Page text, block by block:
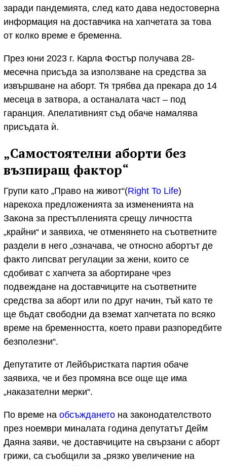
заради пандемията, след като дава недостоверна
информация на доставчика на хапчетата за това
от колко време е бременна.
През юни 2023 г. Карла Фостър получава 28-
месечна присъда за използване на средства за
извършване на аборт. Тя трябва да прекара до 14
месеца в затвора, а останалата част – под
гаранция. Апелативният съд обаче намалява
присъдата ѝ.
„Самостоятелни аборти без
възпиращ фактор“
Групи като „Право на живот“(Right To Life)
нарекоха предложенията за измененията на
Закона за престъпленията срещу личността
„крайни“ и заявиха, че отменянето на съответните
раздели в него „означава, че относно абортът де
факто липсват регулации за жени, които се
сдобиват с хапчета за абортиране чрез
подвеждане на доставчиците на съответните
средства за аборт или по друг начин, тъй като те
ще бъдат свободни да вземат хапчетата по всяко
време на бременността, което прави разпоредбите
безполезни“.
Депутатите от Лейбъристката партия обаче
заявиха, че и без промяна все още ще има
„наказателни мерки“.
По време на обсъждането на законодателството
през ноември миналата година депутатът Дейм
Даяна заяви, че доставчиците на свързани с аборт
грижи, са съобщили за „рязко увеличение на